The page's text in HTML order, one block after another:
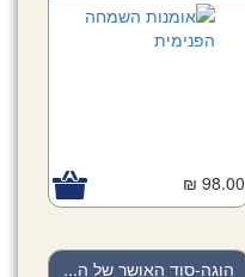
98.00 ₪
הוגה-סוד האושר של ה...